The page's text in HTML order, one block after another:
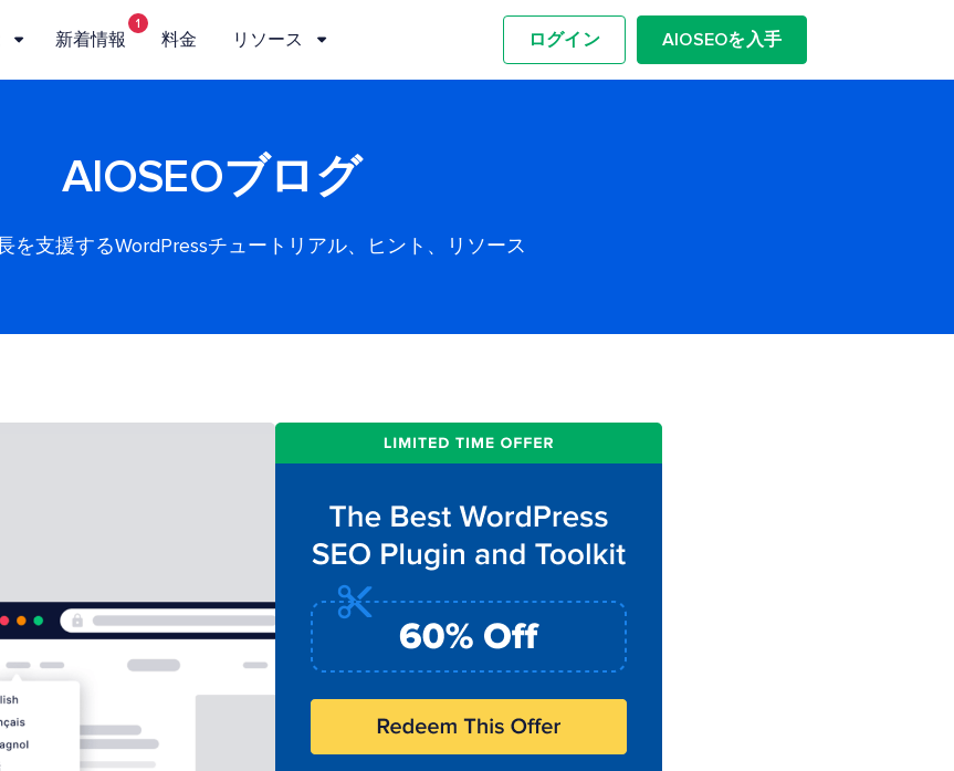
新着情報
1
料金 リソース ログイン AIOSEOを入手
AIOSEOブログ
を支援するWordPressチュートリアル、ヒント、リソース